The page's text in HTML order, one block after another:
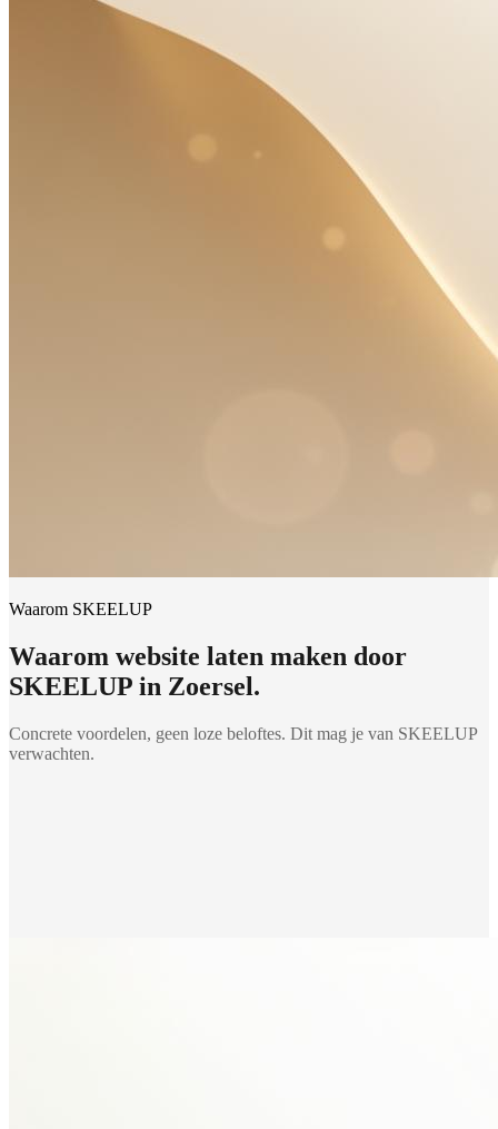
Waarom SKEELUP
Waarom website laten maken door
SKEELUP in Zoersel.
Concrete voordelen, geen loze beloftes. Dit mag je van SKEELUP
verwachten.